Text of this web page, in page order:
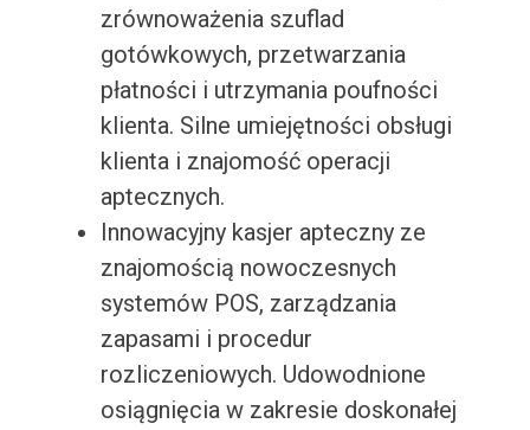
zrównoważenia szuflad
gotówkowych, przetwarzania
płatności i utrzymania poufności
klienta. Silne umiejętności obsługi
klienta i znajomość operacji
aptecznych.
Innowacyjny kasjer apteczny ze
znajomością nowoczesnych
systemów POS, zarządzania
zapasami i procedur
rozliczeniowych. Udowodnione
osiągnięcia w zakresie doskonałej